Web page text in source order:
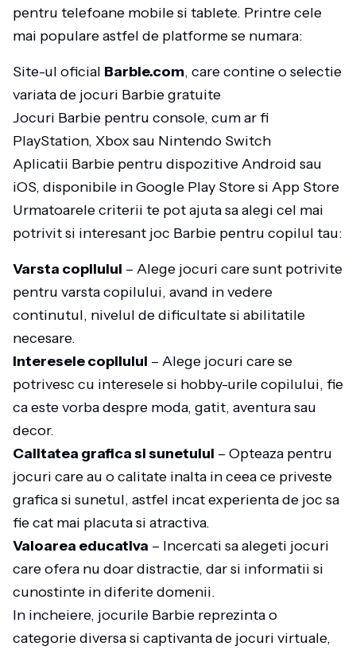
pentru telefoane mobile si tablete. Printre cele
mai populare astfel de platforme se numara:
Site-ul oficial Barbie.com, care contine o selectie
variata de jocuri Barbie gratuite
Jocuri Barbie pentru console, cum ar fi
PlayStation, Xbox sau Nintendo Switch
Aplicatii Barbie pentru dispozitive Android sau
iOS, disponibile in Google Play Store si App Store
Urmatoarele criterii te pot ajuta sa alegi cel mai
potrivit si interesant joc Barbie pentru copilul tau:
Varsta copilului – Alege jocuri care sunt potrivite
pentru varsta copilului, avand in vedere
continutul, nivelul de dificultate si abilitatile
necesare.
Interesele copilului – Alege jocuri care se
potrivesc cu interesele si hobby-urile copilului, fie
ca este vorba despre moda, gatit, aventura sau
decor.
Calitatea grafica si sunetului – Opteaza pentru
jocuri care au o calitate inalta in ceea ce priveste
grafica si sunetul, astfel incat experienta de joc sa
fie cat mai placuta si atractiva.
Valoarea educativa – Incercati sa alegeti jocuri
care ofera nu doar distractie, dar si informatii si
cunostinte in diferite domenii.
In incheiere, jocurile Barbie reprezinta o
categorie diversa si captivanta de jocuri virtuale,